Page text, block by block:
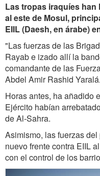
Las tropas iraquíes
al este de Mosul,
EIIL (Daesh, en árabe)
"Las fuerzas de las
Rayab e izado allí la
comandante de las
Abdel Amir Rashid Yaralá.
Horas antes, ha añadido
Ejército habían
de Al-Sahra.
Asimismo, las fuerzas
nuevo frente contra EIIL
con el control de los